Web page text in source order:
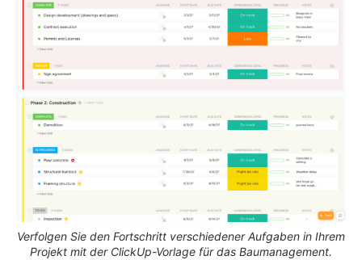
Verfolgen Sie den Fortschritt verschiedener Aufgaben in Ihrem
Projekt mit der ClickUp-Vorlage für das Baumanagement.